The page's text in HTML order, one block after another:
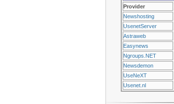
Provider
Newshosting
UsenetServer
Astraweb
Easynews
Ngroups.NET
Newsdemon
UseNeXT
Usenet.nl